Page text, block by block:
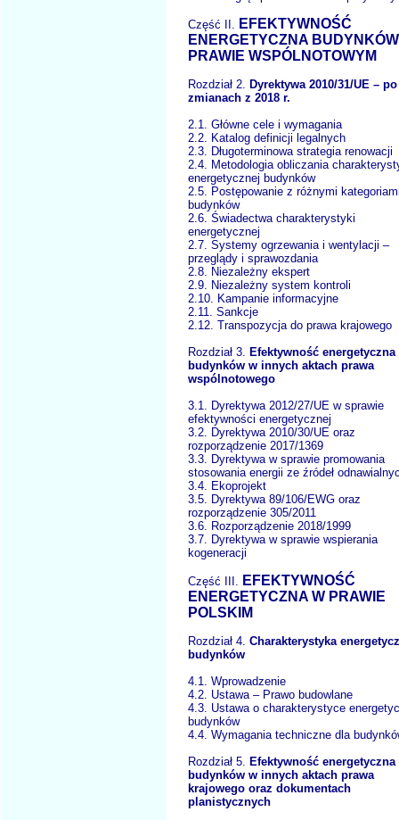
Część II.
EFEKTYWNOŚĆ
ENERGETYCZNA
PRAWIE WSPÓLNOTOWYM
Rozdział 2.
Dyrektywa 2010/31/UE – po
zmianach z 2018 r.
2.1. Główne cele i wymagania
2.2. Katalog definicji legalnych
2.3. Długoterminowa strategia renowacji
2.4. Metodologia obliczania
energetycznej budynków
2.5. Postępowanie z różnymi
budynków
2.6. Świadectwa charakterystyki
energetycznej
2.7. Systemy ogrzewania i wentylacji –
przeglądy i sprawozdania
2.8. Niezależny ekspert
2.9. Niezależny system kontroli
2.10. Kampanie informacyjne
2.11. Sankcje
2.12. Transpozycja do prawa krajowego
Rozdział 3.
Efektywność energetyczna
budynków w innych aktach prawa
wspólnotowego
3.1. Dyrektywa 2012/27/UE w sprawie
efektywności energetycznej
3.2. Dyrektywa 2010/30/UE oraz
rozporządzenie 2017/1369
3.3. Dyrektywa w sprawie promowania
stosowania energii ze źródeł
3.4. Ekoprojekt
3.5. Dyrektywa 89/106/EWG oraz
rozporządzenie 305/2011
3.6. Rozporządzenie 2018/1999
3.7. Dyrektywa w sprawie wspierania
kogeneracji
Część III.
EFEKTYWNOŚĆ
ENERGETYCZNA W PRAWIE
POLSKIM
Rozdział 4. Charakterystyka
budynków
4.1. Wprowadzenie
4.2. Ustawa – Prawo budowlane
4.3. Ustawa o charakterystyce
budynków
4.4. Wymagania techniczne dla
Rozdział 5.
Efektywność energetyczna
budynków w innych aktach prawa
krajowego oraz dokumentach
planistycznych